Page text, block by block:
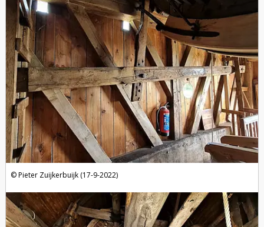
Pieter Zuijkerbuijk (17-9-2022)